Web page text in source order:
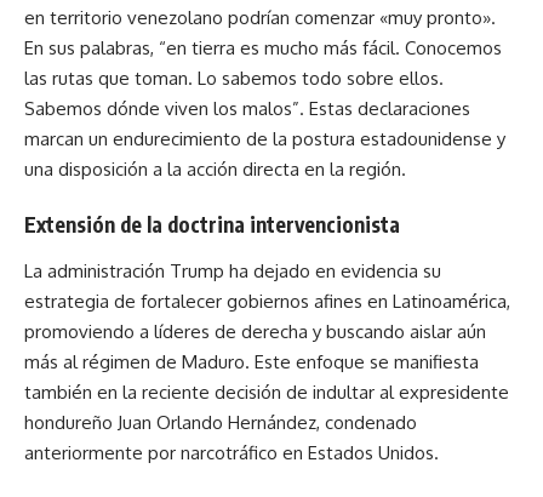
en territorio venezolano podrían comenzar «muy pronto».
En sus palabras, “en tierra es mucho más fácil. Conocemos
las rutas que toman. Lo sabemos todo sobre ellos.
Sabemos dónde viven los malos”. Estas declaraciones
marcan un endurecimiento de la postura estadounidense y
una disposición a la acción directa en la región.
Extensión de la doctrina intervencionista
La administración Trump ha dejado en evidencia su
estrategia de fortalecer gobiernos afines en Latinoamérica,
promoviendo a líderes de derecha y buscando aislar aún
más al régimen de Maduro. Este enfoque se manifiesta
también en la reciente decisión de indultar al expresidente
hondureño Juan Orlando Hernández, condenado
anteriormente por narcotráfico en Estados Unidos.